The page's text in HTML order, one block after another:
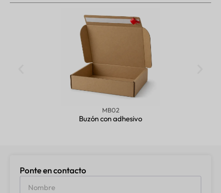
MB02
Buzón con adhesivo
Ponte en contacto